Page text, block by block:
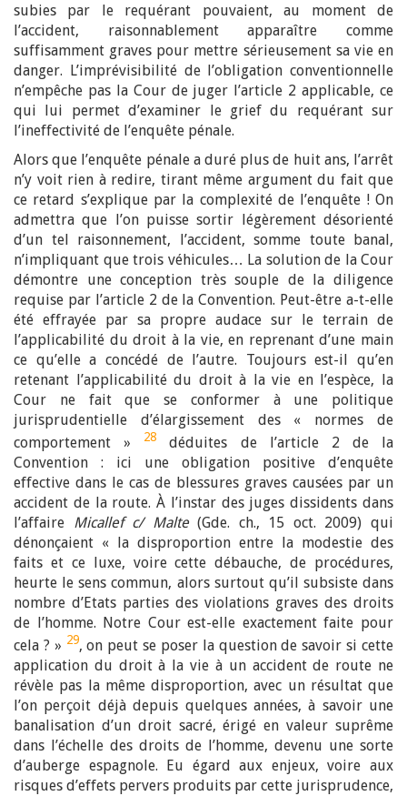
subies par le requérant pouvaient, au moment de
l’accident, raisonnablement apparaître comme
suffisamment graves pour mettre sérieusement sa vie en
danger. L’imprévisibilité de l’obligation conventionnelle
n’empêche pas la Cour de juger l’article 2 applicable, ce
qui lui permet d’examiner le grief du requérant sur
l’ineffectivité de l’enquête pénale.
Alors que l’enquête pénale a duré plus de huit ans, l’arrêt
n’y voit rien à redire, tirant même argument du fait que
ce retard s’explique par la complexité de l’enquête ! On
admettra que l’on puisse sortir légèrement désorienté
d’un tel raisonnement, l’accident, somme toute banal,
n’impliquant que trois véhicules… La solution de la Cour
démontre une conception très souple de la diligence
requise par l’article 2 de la Convention. Peut-être a-t-elle
été effrayée par sa propre audace sur le terrain de
l’applicabilité du droit à la vie, en reprenant d’une main
ce qu’elle a concédé de l’autre. Toujours est-il qu’en
retenant l’applicabilité du droit à la vie en l’espèce, la
Cour ne fait que se conformer à une politique
jurisprudentielle d’élargissement des « normes de
comportement »
28
déduites de l’article 2 de la
Convention : ici une obligation positive d’enquête
effective dans le cas de blessures graves causées par un
accident de la route. À l’instar des juges dissidents dans
l’affaire Micallef c/ Malte(Gde. ch., 15 oct. 2009) qui
dénonçaient « la disproportion entre la modestie des
faits et ce luxe, voire cette débauche, de procédures,
heurte le sens commun, alors surtout qu’il subsiste dans
nombre d’Etats parties des violations graves des droits
de l’homme. Notre Cour est-elle exactement faite pour
cela ? » 29, on peut se poser la question de savoir si cette
application du droit à la vie à un accident de route ne
révèle pas la même disproportion, avec un résultat que
l’on perçoit déjà depuis quelques années, à savoir une
banalisation d’un droit sacré, érigé en valeur suprême
dans l’échelle des droits de l’homme, devenu une sorte
d’auberge espagnole. Eu égard aux enjeux, voire aux
risques d’effets pervers produits par cette jurisprudence,